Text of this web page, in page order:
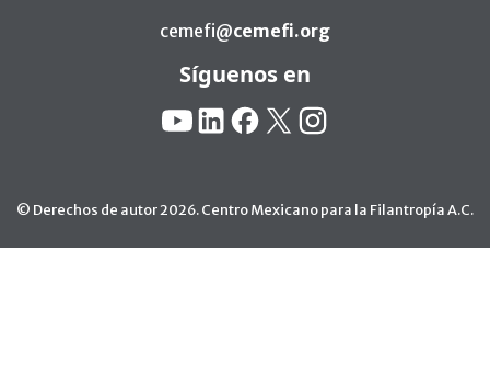
cemefi@cemefi.org
Síguenos en
YouTube
LinkedinFacebook
X Instagram
© Derechos de autor 2026. Centro Mexicano para la Filantropía A.C.